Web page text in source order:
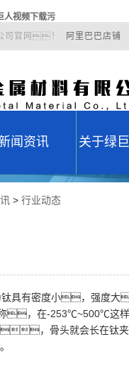
人视频下载污
司官网！
阿里巴巴店铺
闻资讯 关于绿
> 行业动态
有密度小，强度大
，在-253℃~500℃这
，骨头就会长在钛